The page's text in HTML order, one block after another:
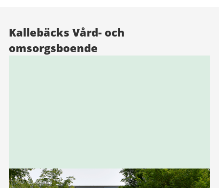
Kallebäcks Vård- och
omsorgsboende